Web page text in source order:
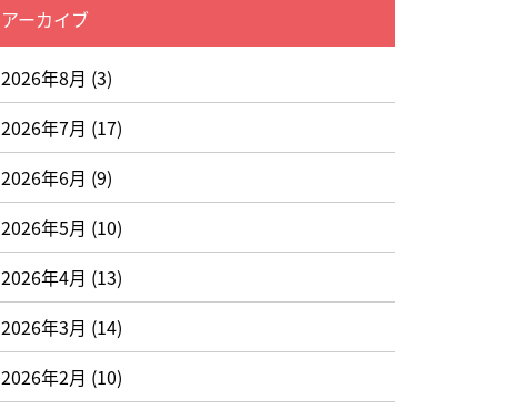
アーカイブ
2026年8月 (3)
2026年7月 (17)
2026年6月 (9)
2026年5月 (10)
2026年4月 (13)
2026年3月 (14)
2026年2月 (10)